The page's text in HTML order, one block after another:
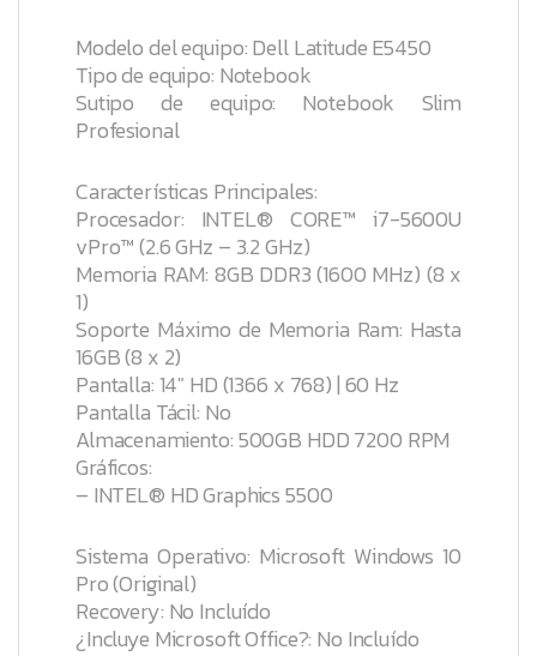
Modelo del equipo: Dell Latitude E5450
Tipo de equipo: Notebook
Sutipo de equipo: Notebook Slim
Profesional
Características Principales:
Procesador: INTEL® CORE™ i7-5600U
vPro™ (2.6 GHz – 3.2 GHz)
Memoria RAM: 8GB DDR3 (1600 MHz) (8 x
1)
Soporte Máximo de Memoria Ram: Hasta
16GB (8 x 2)
Pantalla: 14″ HD (1366 x 768) | 60 Hz
Pantalla Tácil: No
Almacenamiento: 500GB HDD 7200 RPM
Gráficos:
– INTEL® HD Graphics 5500
Sistema Operativo: Microsoft Windows 10
Pro (Original)
Recovery: No Incluído
¿Incluye Microsoft Office?: No Incluído